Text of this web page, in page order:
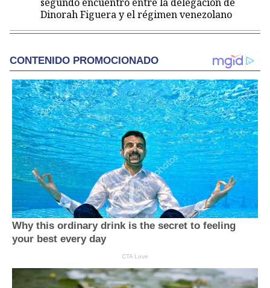
Dinorah Figuera y el régimen venezolano